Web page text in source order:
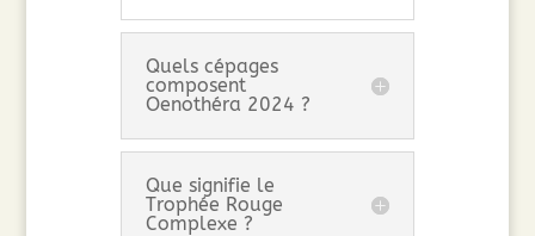
Quels cépages
composent
Oenothéra 2024 ?
Que signifie le
Trophée Rouge
Complexe ?